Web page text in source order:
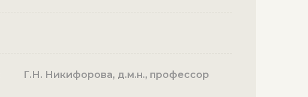
Г.Н. Никифорова, д.м.н., профессор